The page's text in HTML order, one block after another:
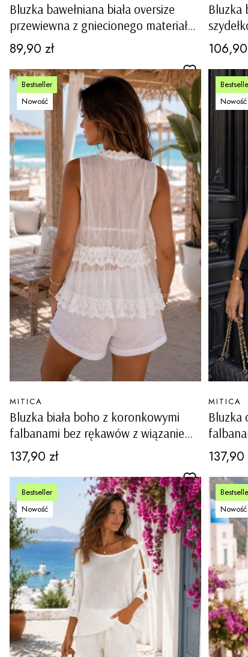
Bluzka bawełniana biała oversize
przewiewna z gniecionego materiału
z dekoltem V rozkloszowana
Alfonsine
Cena
89,90 zł
Bluzka
Cena
Bestseller
Nowość
Bluzka biała boho z koronkowymi
falbanami bez rękawów z wiązaniem
przy dekolcie Posina
PRODUCENT
MITICA
Cena
137,90 zł
Nowość
Bluzka
przy
MITICA
Cena
137,90
Bestseller
Nowość
Nowość